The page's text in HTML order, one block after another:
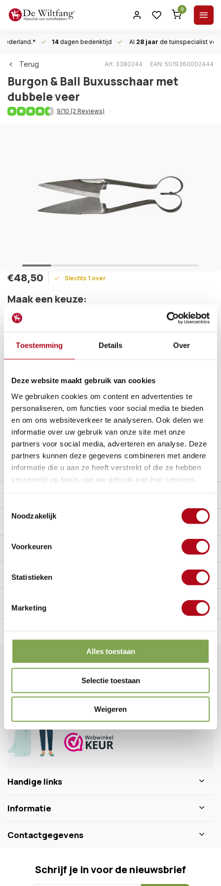
Toestemming Details Over
Deze website maakt gebruik van cookies
We gebruiken cookies om content en advertenties te
personaliseren, om functies voor social media te bieden
en om ons websiteverkeer te analyseren. Ook delen we
informatie over uw gebruik van onze site met onze
partners voor social media, adverteren en analyse. Deze
partners kunnen deze gegevens combineren met andere
informatie die u aan ze heeft verstrekt of die ze hebben
verzameld op basis van uw gebruik van hun services.
Noodzakelijk
Voorkeuren
Statistieken
Marketing
Alles toestaan
Selectie toestaan
Weigeren
0
14dagen bedenktijd Al 28 jaar de tuinspecialist
Terug Art: 3380244 EAN: 5019360002444
Burgon & Ball Buxusschaar met
dubbele veer
9/10 (2 Reviews)
€48,50 Slechts 1 over
Maak een keuze:
Levertijd: 1 - 2 werkdagen
Deze buxusschaar is een topper voor licht snoeiwerk. Knipt
zeer licht en wordt ook wel gebruikt voor het scheren van
buxus, taxus, liguster en graskanten.
Betaal achteraf met Riverty.
Gratis verzendenvanaf € 60 in België en Nederland.*
14dagen bedenktijd
Al28 jaarde tuinspecialist voor tuinliefhebbers
Nieuw:Haal je bestelling in Wilnis bij ons op!
Stel een vraag over dit product
Product video
Beschrijving
Reviews
Handig voor erbij
Nederland.* 14dagen bedenktijd Al28 jaarde tuinspecialist
Klantenservice
Veelgestelde vragen
0346 218 111
info@dewiltfang.nl
Handige links
Informatie
Contactgegevens
Schrijf je in voor de nieuwsbrief